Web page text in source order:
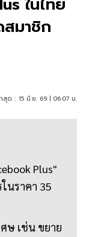
มาชิก
สุด : 15 มิ.ย. 69 | 06:07 น.
Plus"
นราคา 35
ษ เช่น ขยาย